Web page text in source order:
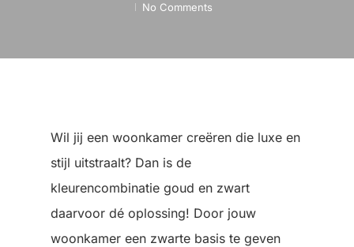
No Comments
Wil jij een woonkamer creëren die luxe en
stijl uitstraalt? Dan is de
kleurencombinatie goud en zwart
daarvoor dé oplossing! Door jouw
woonkamer een zwarte basis te geven